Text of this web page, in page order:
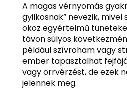
A magas vérnyomás
gyilkosnak” nevezik,
okoz egyértelmű
távon súlyos
például szívroham vagy
ember tapasztalhat
vagy orrvérzést, de ezek
jelennek meg.